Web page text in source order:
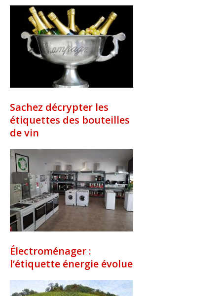
Sachez décrypter les
étiquettes des bouteilles
de vin
Électroménager :
l’étiquette énergie évolue